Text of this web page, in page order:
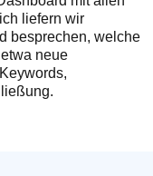
liefern wir
besprechen, welche
neue